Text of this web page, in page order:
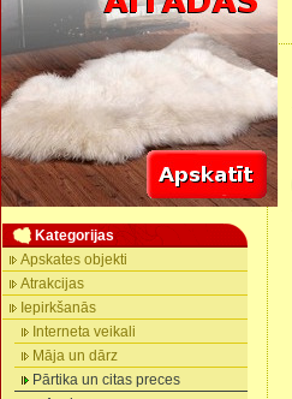
Kategorijas
Apskates objekti
Atrakcijas
Iepirkšanās
Interneta veikali
Māja un dārz
Pārtika un citas preces